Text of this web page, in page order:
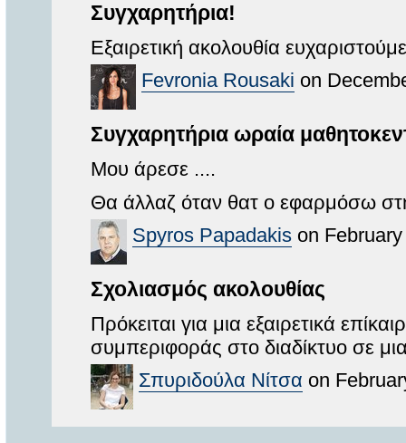
Συγχαρητήρια!
Εξαιρετική ακολουθία
Fevronia Rousaki on
Συγχαρητήρια ωραία
Μου άρεσε ....
Θα άλλαζ όταν θατ ο εφαρμόσω
Spyros Papadakis on
Σχολιασμός ακολουθίας
Πρόκειται για μια εξαιρετικά
συμπεριφοράς στο διαδίκτυο σε
Σπυριδούλα Νίτσα on